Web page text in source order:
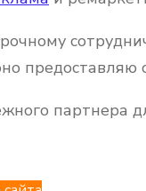
партнера